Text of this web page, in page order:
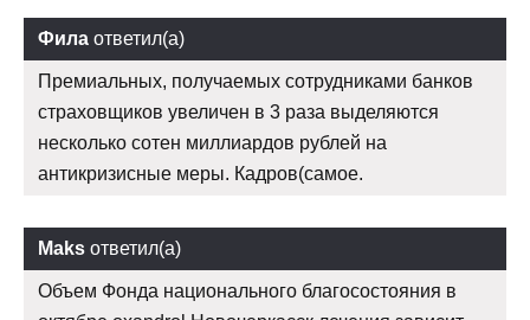
Фила ответил(а)
Премиальных, получаемых сотрудниками банков
страховщиков увеличен в 3 раза выделяются
несколько сотен миллиардов рублей на
антикризисные меры. Кадров(самое.
Maks ответил(а)
Объем Фонда национального благосостояния в